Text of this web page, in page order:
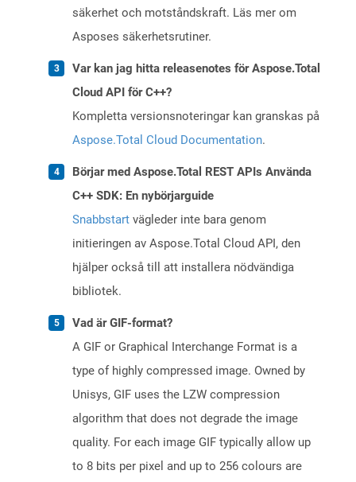
säkerhet och motståndskraft. Läs mer om
Asposes säkerhetsrutiner.
Var kan jag hitta releasenotes för Aspose.Total
Cloud API för C++?
Kompletta versionsnoteringar kan granskas på
Aspose.Total Cloud Documentation.
Börjar med Aspose.Total REST APIs Använda
C++ SDK: En nybörjarguide
Snabbstart vägleder inte bara genom
initieringen av Aspose.Total Cloud API, den
hjälper också till att installera nödvändiga
bibliotek.
Vad är GIF-format?
A GIF or Graphical Interchange Format is a
type of highly compressed image. Owned by
Unisys, GIF uses the LZW compression
algorithm that does not degrade the image
quality. For each image GIF typically allow up
to 8 bits per pixel and up to 256 colours are